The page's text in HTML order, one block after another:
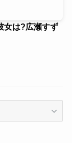
女は?広瀬すず